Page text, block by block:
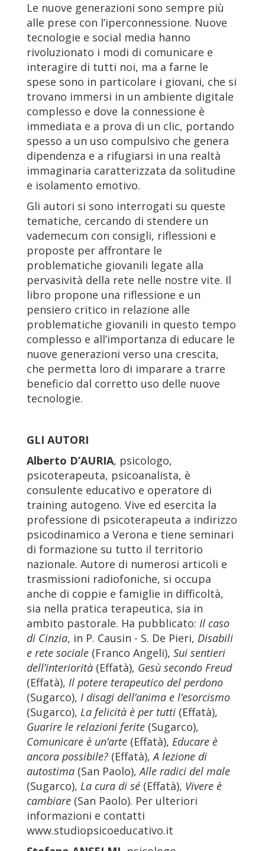
Le nuove generazioni sono sempre più
alle prese con l’iperconnessione. Nuove
tecnologie e social media hanno
rivoluzionato i modi di comunicare e
interagire di tutti noi, ma a farne le
spese sono in particolare i giovani, che si
trovano immersi in un ambiente digitale
complesso e dove la connessione è
immediata e a prova di un clic, portando
spesso a un uso compulsivo che genera
dipendenza e a rifugiarsi in una realtà
immaginaria caratterizzata da solitudine
e isolamento emotivo.
Gli autori si sono interrogati su queste
tematiche, cercando di stendere un
vademecum con consigli, riflessioni e
proposte per affrontare le
problematiche giovanili legate alla
pervasività della rete nelle nostre vite. Il
libro propone una riflessione e un
pensiero critico in relazione alle
problematiche giovanili in questo tempo
complesso e all’importanza di educare le
nuove generazioni verso una crescita,
che permetta loro di imparare a trarre
beneficio dal corretto uso delle nuove
tecnologie.
GLI AUTORI
Alberto D’AURIA, psicologo,
psicoterapeuta, psicoanalista, è
consulente educativo e operatore di
training autogeno. Vive ed esercita la
professione di psicoterapeuta a indirizzo
psicodinamico a Verona e tiene seminari
di formazione su tutto il territorio
nazionale. Autore di numerosi articoli e
trasmissioni radiofoniche, si occupa
anche di coppie e famiglie in difficoltà,
sia nella pratica terapeutica, sia in
ambito pastorale. Ha pubblicato: Il caso
di Cinzia, in P. Causin - S. De Pieri, Disabili
e rete sociale (Franco Angeli), Sui sentieri
dell’interiorità (Effatà), Gesù secondo Freud
(Effatà), Il potere terapeutico del perdono
(Sugarco), I disagi dell’anima e l’esorcismo
(Sugarco), La felicità è per tutti (Effatà),
Guarire le relazioni ferite (Sugarco),
Comunicare è un’arte (Effatà), Educare è
ancora possibile? (Effatà),A lezione di
autostima (San Paolo),Alle radici del male
(Sugarco), La cura di sé (Effatà), Vivere è
cambiare (San Paolo). Per ulteriori
informazioni e contatti
www.studiopsicoeducativo.it